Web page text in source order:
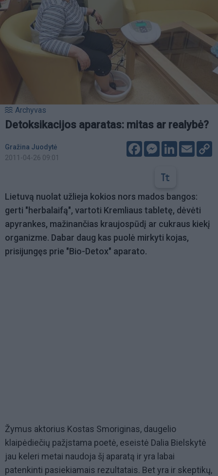
Archyvas
Detoksikacijos aparatas: mitas ar realybė?
Gražina Juodytė
2011-04-26 09:01
FacebookMessenger
LinkedIn
Email
Lietuvą nuolat užlieja kokios nors mados bangos:
gerti "herbalaifą", vartoti Kremliaus tabletę, dėvėti
apyrankes, mažinančias kraujospūdį ar cukraus kiekį
organizme. Dabar daug kas puolė mirkyti kojas,
prisijungęs prie "Bio-Detox" aparato.
Žymus aktorius Kostas Smoriginas, daugelio
klaipėdiečių pažįstama poetė, eseistė Dalia Bielskytė
jau keleri metai naudoja šį aparatą ir yra labai
patenkinti pasiekiamais rezultatais. Bet yra ir skeptikų,